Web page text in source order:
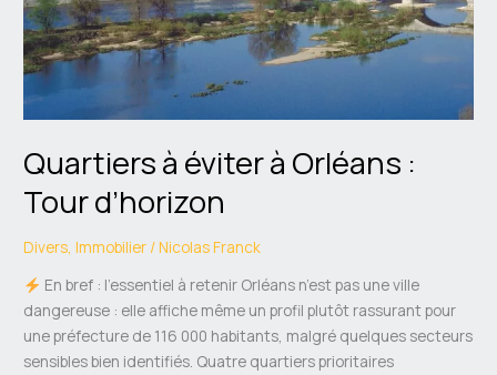
Quartiers à éviter à Orléans :
Tour d’horizon
Divers ,Immobilier /Nicolas Franck
En bref : l’essentiel à retenir Orléans n’est pas une ville
dangereuse : elle affiche même un profil plutôt rassurant pour
une préfecture de 116 000 habitants, malgré quelques secteurs
sensibles bien identifiés. Quatre quartiers prioritaires
d’horizon